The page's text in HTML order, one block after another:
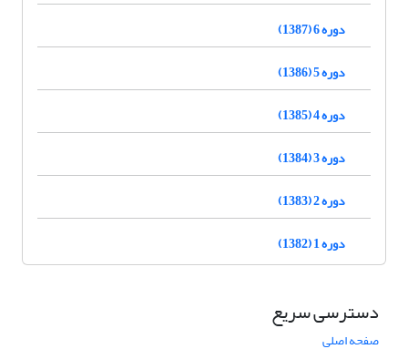
دوره 6 (1387)
دوره 5 (1386)
دوره 4 (1385)
دوره 3 (1384)
دوره 2 (1383)
دوره 1 (1382)
دسترسی سریع
صفحه اصلی